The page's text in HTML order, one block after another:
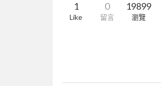
1
Like
0
留言
19899
瀏覽